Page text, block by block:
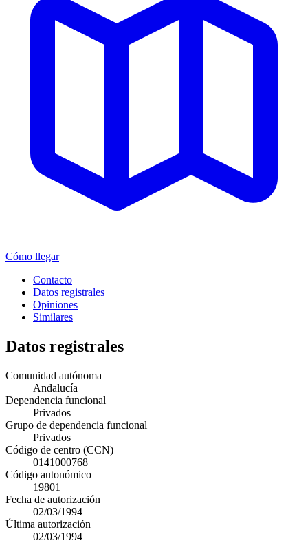
Cómo llegar
Contacto
Datos registrales
Opiniones
Similares
Datos registrales
Comunidad autónoma
Andalucía
Dependencia funcional
Privados
Grupo de dependencia funcional
Privados
Código de centro (CCN)
0141000768
Código autonómico
19801
Fecha de autorización
02/03/1994
Última autorización
02/03/1994